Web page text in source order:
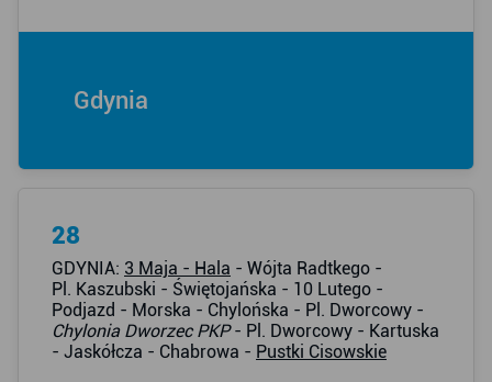
Gdynia
28
GDYNIA: 3 Maja - Hala - Wójta Radtkego -
Pl. Kaszubski - Świętojańska - 10 Lutego -
Podjazd - Morska - Chylońska - Pl. Dworcowy -
Chylonia Dworzec PKP- Pl. Dworcowy - Kartuska
- Jaskółcza - Chabrowa - Pustki Cisowskie